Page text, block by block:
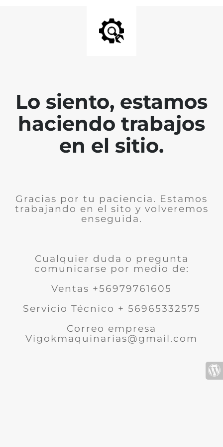
Lo siento, estamos
haciendo trabajos
en el sitio.
Gracias por tu paciencia. Estamos
trabajando en el sito y volveremos
enseguida.
Cualquier duda o pregunta
comunicarse por medio de:
Ventas +56979761605
Servicio Técnico + 56965332575
Correo empresa
Vigokmaquinarias@gmail.com